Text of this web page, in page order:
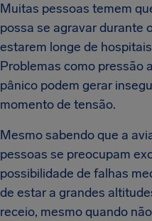
Muitas pessoas temem
possa se agravar durante
estarem longe de
Problemas como pressão
pânico podem gerar
momento de tensão.
Mesmo sabendo que a
pessoas se preocupam
possibilidade de falhas
de estar a grandes
receio, mesmo quando